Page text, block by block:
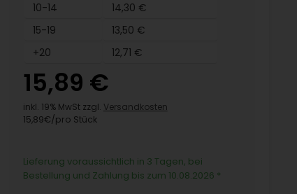
10-14
14,30 €
15-19
13,50 €
+20
12,71 €
15,89 €
inkl. 19% MwSt zzgl. Versandkosten
15,89€/pro Stück
Lieferung voraussichtlich in 3 Tagen, bei
Bestellung und Zahlung bis zum 10.08.2026 *